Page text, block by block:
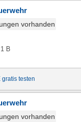
vorhanden
B
gratis testen
vorhanden